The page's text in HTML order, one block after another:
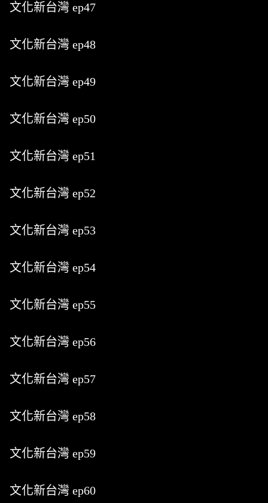
文化新台灣 ep47
文化新台灣 ep48
文化新台灣 ep49
文化新台灣 ep50
文化新台灣 ep51
文化新台灣 ep52
文化新台灣 ep53
文化新台灣 ep54
文化新台灣 ep55
文化新台灣 ep56
文化新台灣 ep57
文化新台灣 ep58
文化新台灣 ep59
文化新台灣 ep60